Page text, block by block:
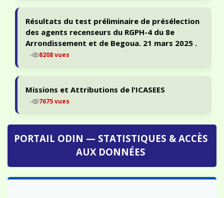
Résultats du test préliminaire de présélection
des agents recenseurs du RGPH-4 du 8e
Arrondissement et de Begoua. 21 mars 2025 .
- 8208 vues
Missions et Attributions de l'ICASEES
- 7675 vues
PORTAIL ODIN — STATISTIQUES & ACCÈS
AUX DONNÉES